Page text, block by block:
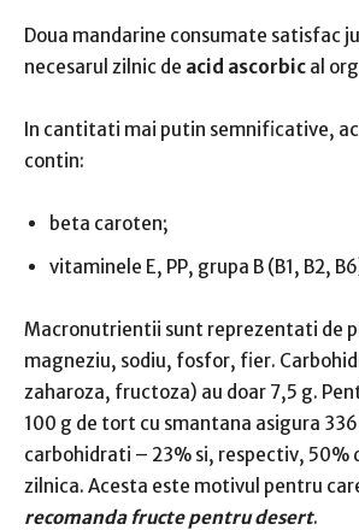
Doua mandarine consumate satisfac
necesarul zilnic de acid ascorbic al
In cantitati mai putin semnificative,
contin:
beta caroten;
vitaminele E, PP, grupa B (B1, B2,
Macronutrientii sunt reprezentati de
magneziu, sodiu, fosfor, fier.
zaharoza, fructoza) au doar 7,5 g.
100 g de tort cu smantana asigura 336
carbohidrati – 23% si, respectiv, 50%
zilnica. Acesta este motivul pentru
recomanda fructe pentru desert.